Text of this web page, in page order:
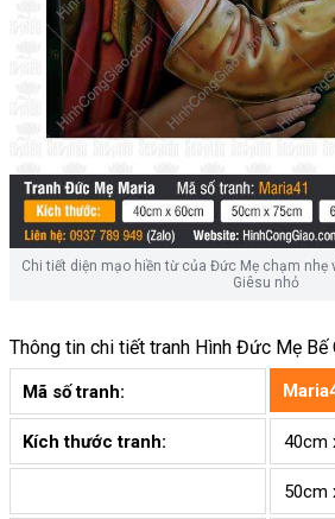
Chi tiết diện mạo hiền từ của Đức Mẹ chạm nhẹ
Giêsu nhỏ
Thông tin chi tiết tranh Hình Đức Mẹ Bế
Mã số tranh:
Kích thước tranh: 40cm
50cm